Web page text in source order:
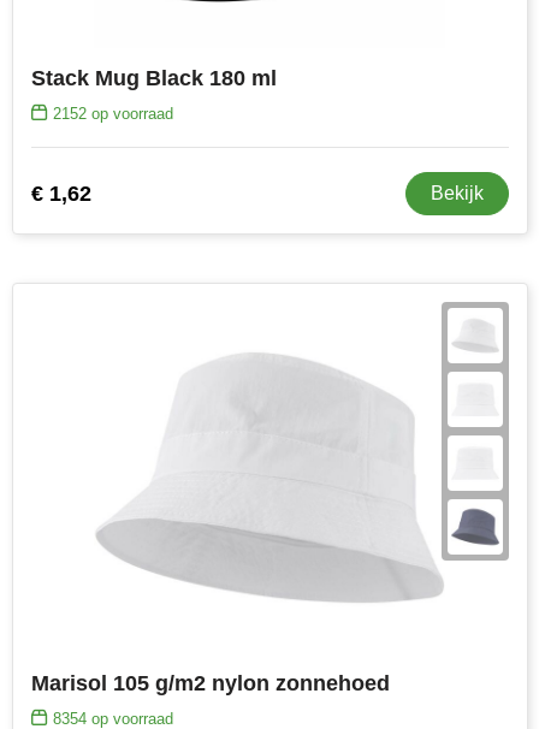
Stack Mug Black 180 ml
2152op voorraad
€ 1,62 Bekijk
Marisol 105 g/m2 nylon zonnehoed
8354op voorraad